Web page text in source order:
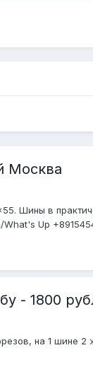
Москва
Шины в
Up
- 1800
на 1 шине